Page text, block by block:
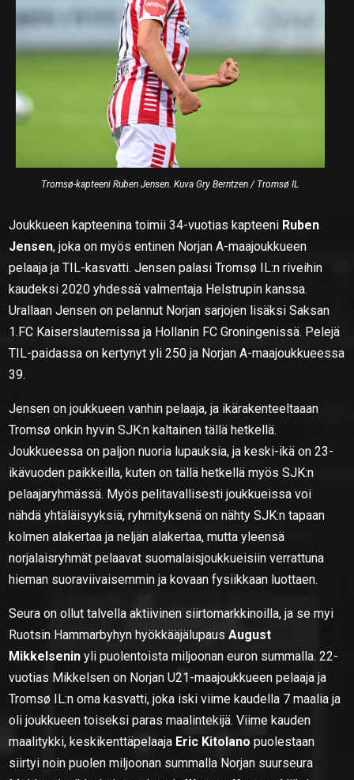
Tromsø-kapteeni Ruben Jensen. Kuva Gry Berntzen / Tromsø IL
Joukkueen kapteenina toimii 34-vuotias kapteeni Ruben
Jensen, joka on myös entinen Norjan A-maajoukkueen
pelaaja ja TIL-kasvatti. Jensen palasi Tromsø IL:n riveihin
kaudeksi 2020 yhdessä valmentaja Helstrupin kanssa.
Urallaan Jensen on pelannut Norjan sarjojen lisäksi Saksan
1.FC Kaiserslauternissa ja Hollanin FC Groningenissä. Pelejä
TIL-paidassa on kertynyt yli 250 ja Norjan A-maajoukkueessa
39.
Jensen on joukkueen vanhin pelaaja, ja ikärakenteeltaaan
Tromsø onkin hyvin SJK:n kaltainen tällä hetkellä.
Joukkueessa on paljon nuoria lupauksia, ja keski-ikä on 23-
ikävuoden paikkeilla, kuten on tällä hetkellä myös SJK:n
pelaajaryhmässä. Myös pelitavallisesti joukkueissa voi
nähdä yhtäläisyyksiä, ryhmityksenä on nähty SJK:n tapaan
kolmen alakertaa ja neljän alakertaa, mutta yleensä
norjalaisryhmät pelaavat suomalaisjoukkueisiin verrattuna
hieman suoraviivaisemmin ja kovaan fysiikkaan luottaen.
Seura on ollut talvella aktiivinen siirtomarkkinoilla, ja se myi
Ruotsin Hammarbyhyn hyökkääjälupausAugust
Mikkelsenin yli puolentoista miljoonan euron summalla. 22-
vuotias Mikkelsen on Norjan U21-maajoukkueen pelaaja ja
Tromsø IL:n oma kasvatti, joka iski viime kaudella 7 maalia ja
oli joukkueen toiseksi paras maalintekijä. Viime kauden
maalitykki, keskikenttäpelaaja Eric Kitolano puolestaan
siirtyi noin puolen miljoonan summalla Norjan suurseura